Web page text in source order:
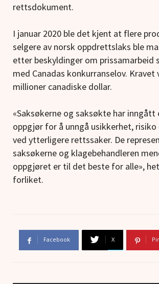
rettsdokument.
I januar 2020 ble det kjent at flere
selgere av norsk oppdrettslaks ble
etter beskyldinger om prissamarbeid
med Canadas konkurranselov. Kravet
millioner canadiske dollar.
«Saksøkerne og saksøkte har
oppgjør for å unngå usikkerhet,
ved ytterligere rettssaker. De
saksøkerne og klagebehandleren
oppgjøret er til det beste for alle»,
forliket.
Facebook X